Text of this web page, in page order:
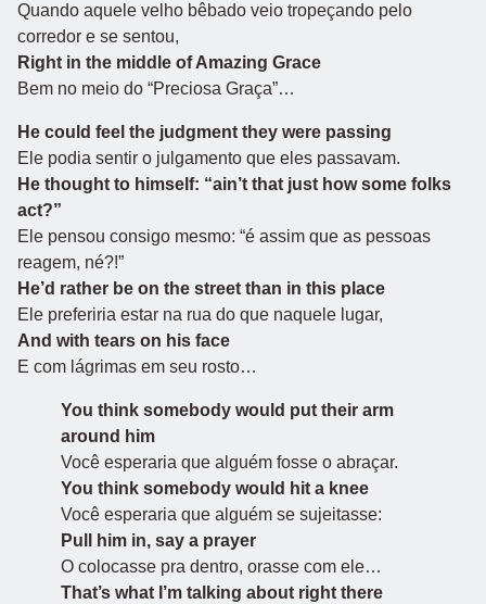
Quando aquele velho bêbado veio tropeçando pelo
corredor e se sentou,
Right in the middle of Amazing Grace
Bem no meio do “Preciosa Graça”…
He could feel the judgment they were passing
Ele podia sentir o julgamento que eles passavam.
He thought to himself: “ain’t that just how some folks
act?”
Ele pensou consigo mesmo: “é assim que as pessoas
reagem, né?!”
He’d rather be on the street than in this place
Ele preferiria estar na rua do que naquele lugar,
And with tears on his face
E com lágrimas em seu rosto…
You think somebody would put their arm
around him
Você esperaria que alguém fosse o abraçar.
You think somebody would hit a knee
Você esperaria que alguém se sujeitasse:
Pull him in, say a prayer
O colocasse pra dentro, orasse com ele…
That’s what I’m talking about right there